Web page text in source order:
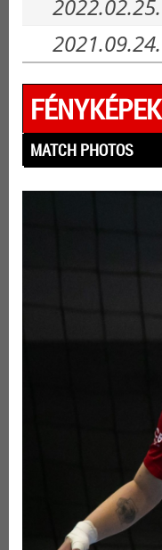
2022.02.25.
2021.09.24.
FÉNYKÉPEK
MATCH PHOTOS